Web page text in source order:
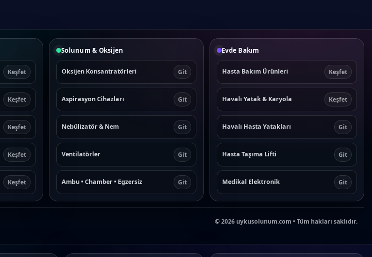
Keşfet
Keşfet
Keşfet
Keşfet
Keşfet
Solunum & Oksijen
Oksijen Konsantratörleri Git
Aspirasyon Cihazları Git
Nebülizatör & Nem Git
Ventilatörler Git
Ambu • Chamber • Egzersiz Git
Evde Bakım
Hasta Bakım Ürünleri Keşfet
Havalı Yatak & Karyola Keşfet
Havalı Hasta Yatakları Git
Hasta Taşıma Lifti Git
Medikal Elektronik Git
©2026 uykusolunum.com • Tüm hakları saklıdır.